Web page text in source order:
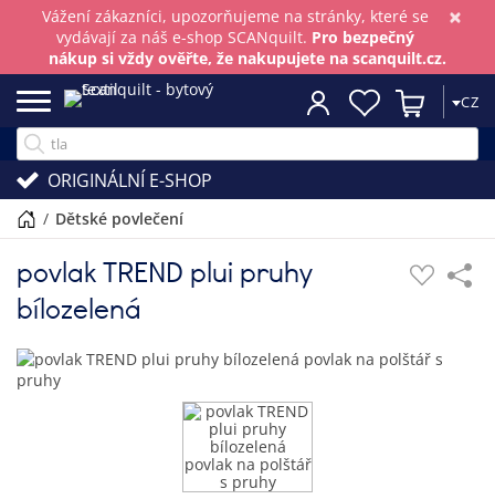
×
Vážení zákazníci, upozorňujeme na stránky, které se
vydávají za náš e-shop SCANquilt. Pro bezpečný
nákup si vždy ověřte, že nakupujete na scanquilt.cz.
CZ
ORIGINÁLNÍ E-SHOP
/ dětské povlečení
povlak TREND plui pruhy
bílozelená